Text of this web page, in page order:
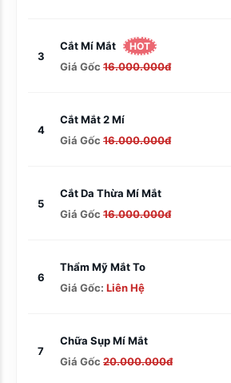
3
Cắt Mí Mắt HOT
Giá Gốc 16.000.000đ
4
Cắt Mắt 2 Mí
Giá Gốc 16.000.000đ
5
Cắt Da Thừa Mí Mắt
Giá Gốc 16.000.000đ
6
Thẩm Mỹ Mắt To
Giá Gốc: Liên Hệ
7
Chữa Sụp Mí Mắt
Giá Gốc 20.000.000đ